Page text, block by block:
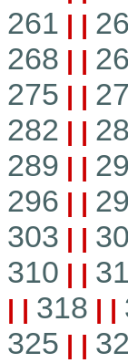
261 | |
268 | |
275 | |
282 | |
289 | |
296 | |
303 | |
310 | |
| | 318 | |
325 | |